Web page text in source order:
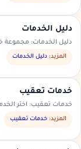
دليل الخدمات
دليل الخدمات: مجموعة
المزيد: دليل الخدمات
خدمات تعقيب
خدمات تعقيب: اختر
المزيد: خدمات تعقيب